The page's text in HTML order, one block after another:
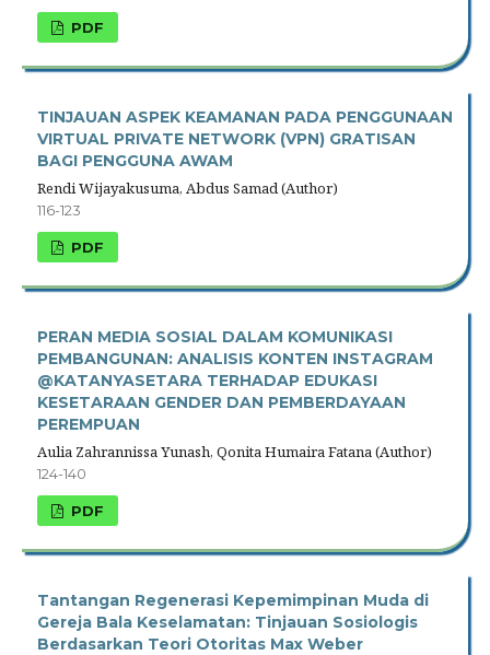
PDF
TINJAUAN ASPEK KEAMANAN PADA PENGGUNAAN
VIRTUAL PRIVATE NETWORK (VPN) GRATISAN
BAGI PENGGUNA AWAM
Rendi Wijayakusuma, Abdus Samad (Author)
116-123
PDF
PERAN MEDIA SOSIAL DALAM KOMUNIKASI
PEMBANGUNAN: ANALISIS KONTEN INSTAGRAM
@KATANYASETARA TERHADAP EDUKASI
KESETARAAN GENDER DAN PEMBERDAYAAN
PEREMPUAN
Aulia Zahrannissa Yunash, Qonita Humaira Fatana (Author)
124-140
PDF
Tantangan Regenerasi Kepemimpinan Muda di
Gereja Bala Keselamatan: Tinjauan Sosiologis
Berdasarkan Teori Otoritas Max Weber